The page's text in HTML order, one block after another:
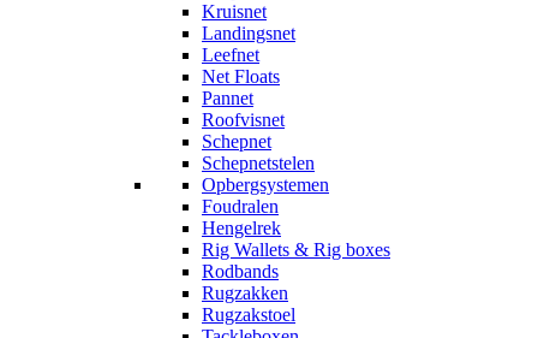
Kruisnet
Landingsnet
Leefnet
Net Floats
Pannet
Roofvisnet
Schepnet
Schepnetstelen
Opbergsystemen
Foudralen
Hengelrek
Rig Wallets & Rig boxes
Rodbands
Rugzakken
Rugzakstoel